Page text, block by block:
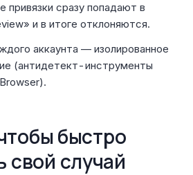
сразу попадают в
и в итоге отклоняются.
аккаунта — изолированное
(антидетект-инструменты
быстро
свой случай